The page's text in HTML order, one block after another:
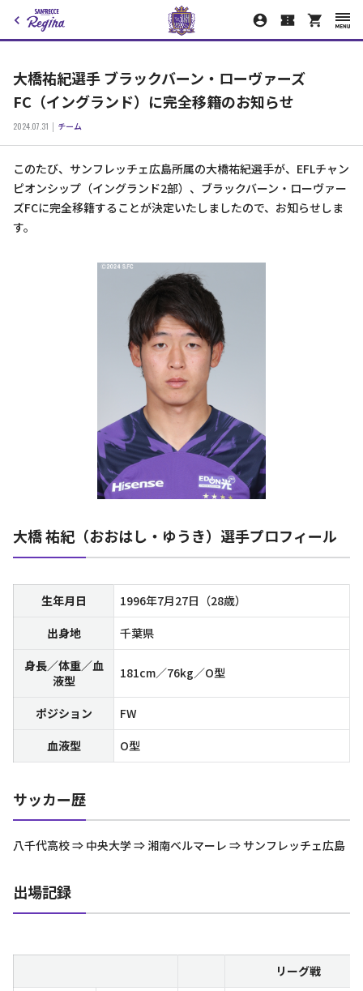
大橋祐紀選手 ブラックバーン・ローヴァーズ
FC（イングランド）に完全移籍のお知らせ
2024.07.31 チーム
このたび、サンフレッチェ広島所属の大橋祐紀選手が、EFLチャン
ピオンシップ（イングランド2部）、ブラックバーン・ローヴァー
ズFCに完全移籍することが決定いたしましたので、お知らせしま
す。
大橋 祐紀（おおはし・ゆうき）選手プロフィール
生年月日
1996年7月27日（28歳）
出身地
千葉県
身長／体重／血
液型
181cm／76kg／O型
ポジション
FW
血液型
O型
サッカー歴
八千代高校 ⇒ 中央大学 ⇒ 湘南ベルマーレ ⇒ サンフレッチェ広島
出場記録
リーグ戦